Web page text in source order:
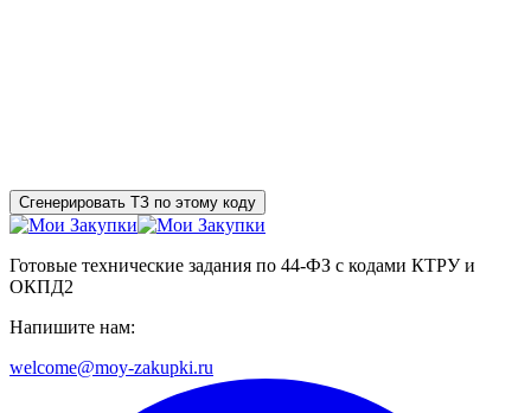
Сгенерировать ТЗ по этому коду
Готовые технические задания по 44-ФЗ с кодами КТРУ и
ОКПД2
Напишите нам:
welcome@moy-zakupki.ru